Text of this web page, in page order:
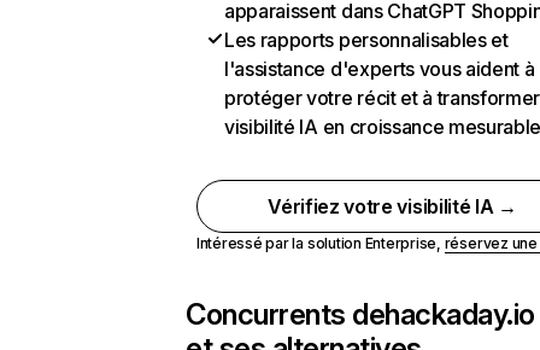
apparaissent dans ChatGPT
Les rapports personnalisables et
l'assistance d'experts vous aident à
protéger votre récit et à
visibilité IA en croissance
Vérifiez votre visibilité IA →
Intéressé par la solution Enterprise, réservez
Concurrents dehackaday.io